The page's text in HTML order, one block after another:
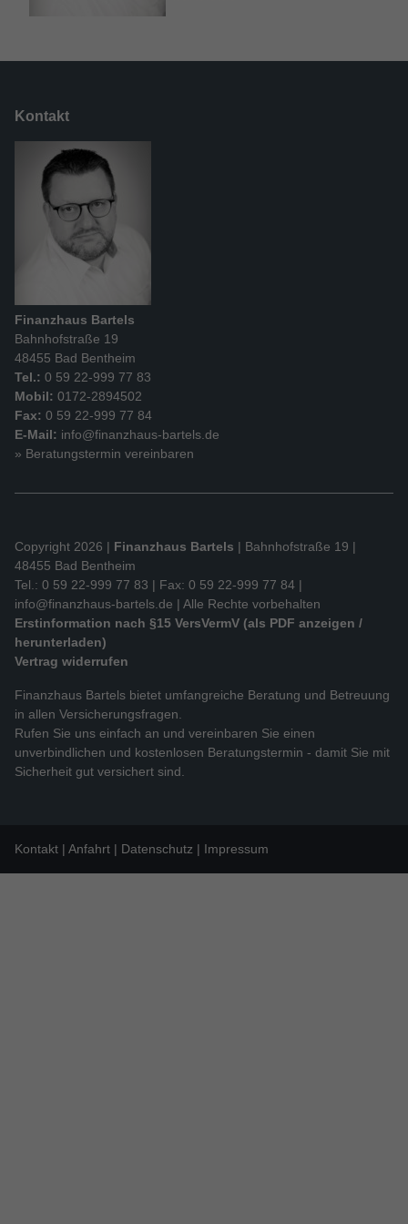
Kontakt
Finanzhaus Bartels
Bahnhofstraße 19
48455 Bad Bentheim
Tel.: 0 59 22-999 77 83
Mobil: 0172-2894502
Fax: 0 59 22-999 77 84
E-Mail: info@finanzhaus-bartels.de
» Beratungstermin vereinbaren
Copyright 2026 | Finanzhaus Bartels | Bahnhofstraße 19 |
48455 Bad Bentheim
Tel.: 0 59 22-999 77 83 | Fax: 0 59 22-999 77 84 |
info@finanzhaus-bartels.de | Alle Rechte vorbehalten
Erstinformation nach §15 VersVermV (als PDF anzeigen /
herunterladen)
Vertrag widerrufen
Finanzhaus Bartels bietet umfangreiche Beratung und Betreuung
in allen Versicherungsfragen.
Rufen Sie uns einfach an und vereinbaren Sie einen
unverbindlichen und kostenlosen Beratungstermin - damit Sie mit
Sicherheit gut versichert sind.
Kontakt Anfahrt Datenschutz Impressum